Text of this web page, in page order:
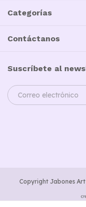
Categorías
Contáctanos
Suscríbete al
Copyright Jabones